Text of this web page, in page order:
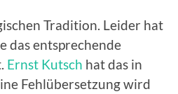
Tradition. Leider hat
das entsprechende
Ernst Kutsch hat das in
Fehlübersetzung wird